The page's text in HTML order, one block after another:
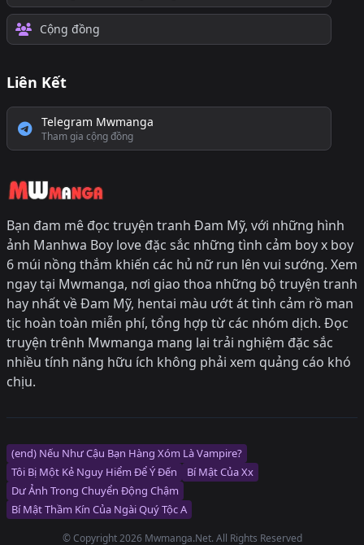
Cộng đồng
Liên Kết
Telegram Mwmanga
Tham gia cộng đồng
Bạn đam mê đọc truyện tranh Đam Mỹ, với những hình
ảnh Manhwa Boy love đặc sắc những tình cảm boy x boy
6 múi nồng thắm khiến các hủ nữ run lên vui sướng. Xem
ngay tại Mwmanga, nơi giao thoa những bộ truyện tranh
hay nhất về Đam Mỹ, hentai màu ướt át tình cảm rồ man
tịc hoàn toàn miễn phí, tổng hợp từ các nhóm dịch. Đọc
truyện trênh Mwmanga mang lại trải nghiệm đặc sắc
nhiều tính năng hữu ích không phải xem quảng cáo khó
chịu.
(end) Nếu Như Cậu Bạn Hàng Xóm Là Vampire?
Tôi Bị Một Kẻ Nguy Hiểm Để Ý Đến
Bí Mật Của Xx
Dư Ảnh Trong Chuyển Động Chậm
Bí Mật Thầm Kín Của Ngài Quý Tộc Α
© Copyright 2026 Mwmanga.Net. All Rights Reserved